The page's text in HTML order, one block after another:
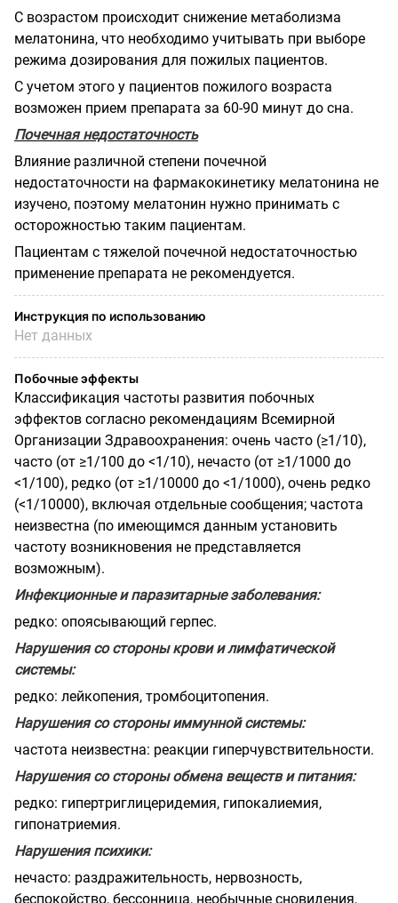
С возрастом происходит снижение метаболизма
мелатонина, что необходимо учитывать при выборе
режима дозирования для пожилых пациентов.
С учетом этого у пациентов пожилого возраста
возможен прием препарата за 60-90 минут до сна.
Почечная недостаточность
Влияние различной степени почечной
недостаточности на фармакокинетику мелатонина не
изучено, поэтому мелатонин нужно принимать с
осторожностью таким пациентам.
Пациентам с тяжелой почечной недостаточностью
применение препарата не рекомендуется.
Инструкция по использованию
Нет данных
Побочные эффекты
Классификация частоты развития побочных
эффектов согласно рекомендациям Всемирной
Организации Здравоохранения: очень часто (≥1/10),
часто (от ≥1/100 до <1/10), нечасто (от ≥1/1000 до
<1/100), редко (от ≥1/10000 до <1/1000), очень редко
(<1/10000), включая отдельные сообщения; частота
неизвестна (по имеющимся данным установить
частоту возникновения не представляется
возможным).
Инфекционные и паразитарные заболевания:
редко: опоясывающий герпес.
Нарушения со стороны крови и лимфатической
системы:
редко: лейкопения, тромбоцитопения.
Нарушения со стороны иммунной системы:
частота неизвестна: реакции гиперчувствительности.
Нарушения со стороны обмена веществ и питания:
редко: гипертриглицеридемия, гипокалиемия,
гипонатриемия.
Нарушения психики:
нечасто: раздражительность, нервозность,
беспокойство, бессонница, необычные сновидения,